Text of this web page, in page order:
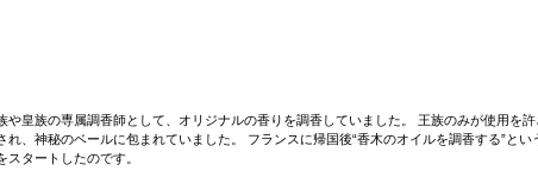
皇族の専属調香師として、オリジナルの香りを調香していました。 王族のみが使用を
、神秘のベールに包まれていました。 フランスに帰国後“香木のオイルを調香する”と
スタートしたのです。